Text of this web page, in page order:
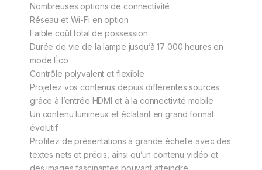
Nombreuses options de connectivité
Réseau et Wi-Fi en option
Faible coût total de possession
Durée de vie de la lampe jusqu’à 17 000 heures en
mode Éco
Contrôle polyvalent et flexible
Projetez vos contenus depuis différentes sources
grâce à l’entrée HDMI et à la connectivité mobile
Un contenu lumineux et éclatant en grand format
évolutif
Profitez de présentations à grande échelle avec des
textes nets et précis, ainsi qu’un contenu vidéo et
des images fascinantes pouvant atteindre